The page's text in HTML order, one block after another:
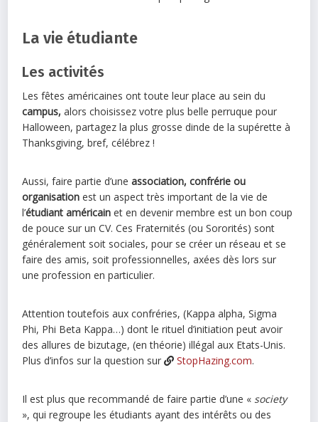
La vie étudiante
Les activités
Les fêtes américaines ont toute leur place au sein du
campus, alors choisissez votre plus belle perruque pour
Halloween, partagez la plus grosse dinde de la supérette à
Thanksgiving, bref, célébrez !
Aussi, faire partie d’uneassociation, confrérie ou
organisation est un aspect très important de la vie de
l’étudiant américain et en devenir membre est un bon coup
de pouce sur un CV. Ces Fraternités (ou Sororités) sont
généralement soit sociales, pour se créer un réseau et se
faire des amis, soit professionnelles, axées dès lors sur
une profession en particulier.
Attention toutefois aux confréries, (Kappa alpha, Sigma
Phi, Phi Beta Kappa…) dont le rituel d’initiation peut avoir
des allures de bizutage, (en théorie) illégal aux Etats-Unis.
Plus d’infos sur la question sur
StopHazing.com.
Il est plus que recommandé de faire partie d’une « society
», qui regroupe les étudiants ayant des intérêts ou des